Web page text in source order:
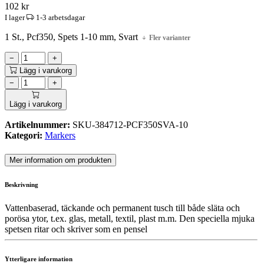
102 kr
I lager 1-3 arbetsdagar
1 St., Pcf350, Spets 1-10 mm, Svart Fler varianter
−
+
Lägg i varukorg
−
+
Lägg i varukorg
Artikelnummer: SKU-384712-PCF350SVA-10
Kategori: Markers
Mer information om produkten
Beskrivning
Vattenbaserad, täckande och permanent tusch till både släta och
porösa ytor, t.ex. glas, metall, textil, plast m.m. Den speciella mjuka
spetsen ritar och skriver som en pensel
Ytterligare information